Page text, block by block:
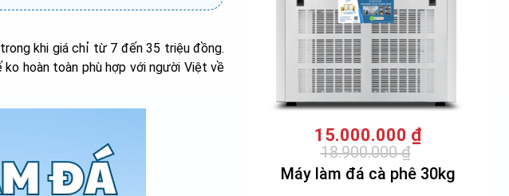
khi giá chỉ từ 7 đến 35 triệu đồng.
ko hoàn toàn phù hợp với người Việt về
Máy làm đá cà phê 30kg
18.900.000₫
Giá
gốc
15.000.000 ₫
Giá
hiện